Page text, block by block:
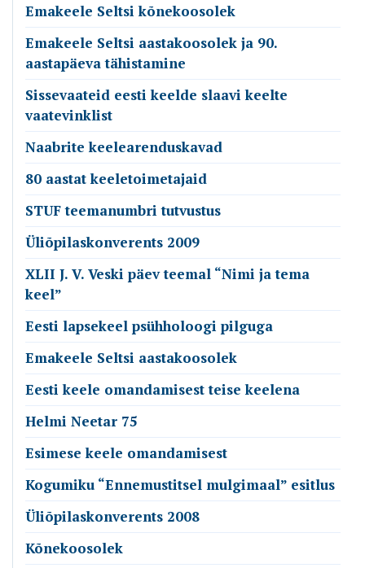
Emakeele Seltsi kõnekoosolek
Emakeele Seltsi aastakoosolek ja 90.
aastapäeva tähistamine
Sissevaateid eesti keelde slaavi keelte
vaatevinklist
Naabrite keelearenduskavad
80 aastat keeletoimetajaid
STUF teemanumbri tutvustus
Üliõpilaskonverents 2009
XLII J. V. Veski päev teemal “Nimi ja tema
keel”
Eesti lapsekeel psühholoogi pilguga
Emakeele Seltsi aastakoosolek
Eesti keele omandamisest teise keelena
Helmi Neetar 75
Esimese keele omandamisest
Kogumiku “Ennemustitsel mulgimaal” esitlus
Üliõpilaskonverents 2008
Kõnekoosolek